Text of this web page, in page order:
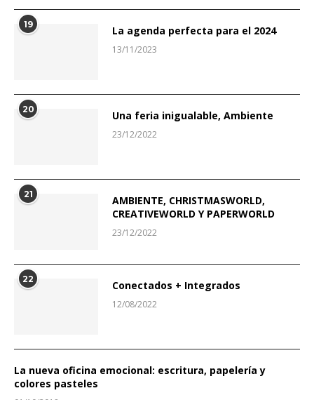
19 La agenda perfecta para el 2024
13/11/2023
20 Una feria inigualable, Ambiente
23/12/2022
21
AMBIENTE, CHRISTMASWORLD,
CREATIVEWORLD Y PAPERWORLD
23/12/2022
22 Conectados + Integrados
12/08/2022
La nueva oficina emocional: escritura, papelería y
colores pasteles